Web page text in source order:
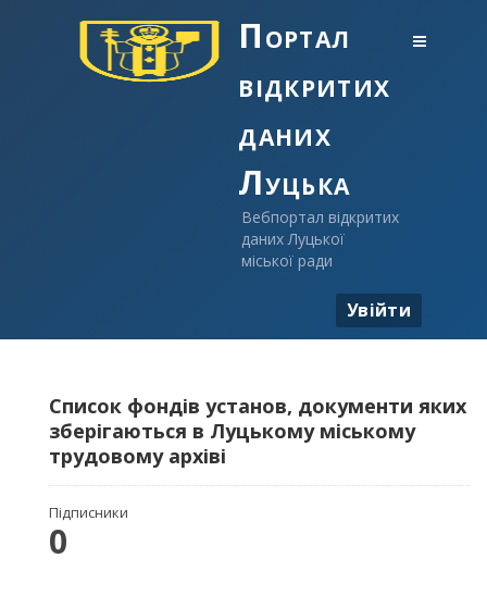
Портал
відкритих
даних
Луцька
Вебпортал відкритих
даних Луцької
міської ради
Увійти
Список фондів установ, документи яких
зберігаються в Луцькому міському
трудовому архіві
Підписники
0